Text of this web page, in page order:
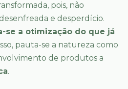
pois, não
e desperdício.
se a otimização do que já
pauta-se a natureza como
de produtos a
.